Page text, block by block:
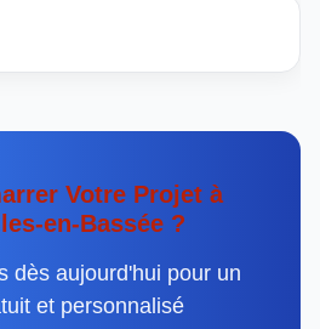
Votre Projet à
en-Bassée ?
dès aujourd'hui pour un
et personnalisé